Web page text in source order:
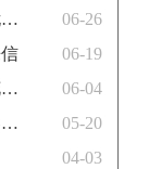
“生态宜
标，接续发
村旧貌蝶变
]—— 一起来感
关键词.0
福承文脉·共筑名城 | 解锁松罗乡尤沃村“颜值”提升招数
06-26
06-19
福安的初夏限定！尤沃漫道绣球花盛放
06-04
有山有水有风，这是藏在福安边界的“森系小村”
05-20
04-03